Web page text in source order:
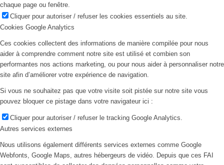
chaque page ou fenêtre.
Cliquer pour autoriser / refuser les cookies essentiels au site.
Cookies Google Analytics
Ces cookies collectent des informations de manière compilée pour nous
aider à comprendre comment notre site est utilisé et combien son
performantes nos actions marketing, ou pour nous aider à personnaliser notre
site afin d’améliorer votre expérience de navigation.
Si vous ne souhaitez pas que votre visite soit pistée sur notre site vous
pouvez bloquer ce pistage dans votre navigateur ici :
Cliquer pour autoriser / refuser le tracking Google Analytics.
Autres services externes
Nous utilisons également différents services externes comme Google
Webfonts, Google Maps, autres hébergeurs de vidéo. Depuis que ces FAI